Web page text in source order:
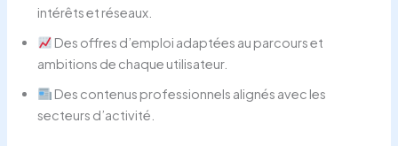
intérêts et réseaux.
Des offres d’emploi adaptées au parcours et
ambitions de chaque utilisateur.
Des contenus professionnels alignés avec les
secteurs d’activité.